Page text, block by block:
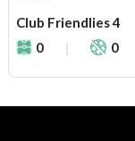
Club Friendlies 4
0
0